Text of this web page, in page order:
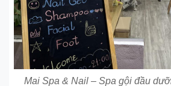
Mai Spa & Nail – Spa gội đầu